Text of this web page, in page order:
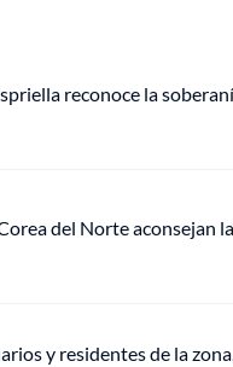
reconoce la
del Norte aconsejan
y residentes de la